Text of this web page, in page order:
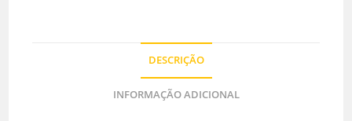
DESCRIÇÃO
INFORMAÇÃO ADICIONAL